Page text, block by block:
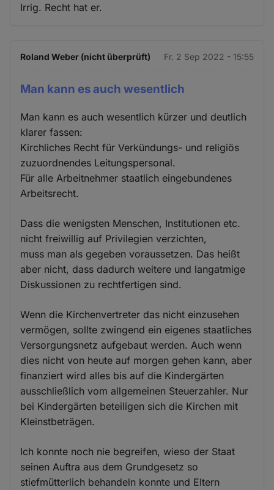
Irrig. Recht hat er.
Roland Weber (nicht überprüft) Fr. 2 Sep 2022 - 15:55
Man kann es auch wesentlich
Man kann es auch wesentlich kürzer und deutlich
klarer fassen:
Kirchliches Recht für Verkündungs- und religiös
zuzuordnendes Leitungspersonal.
Für alle Arbeitnehmer staatlich eingebundenes
Arbeitsrecht.
Dass die wenigsten Menschen, Institutionen etc.
nicht freiwillig auf Privilegien verzichten,
muss man als gegeben voraussetzen. Das heißt
aber nicht, dass dadurch weitere und langatmige
Diskussionen zu rechtfertigen sind.
Wenn die Kirchenvertreter das nicht einzusehen
vermögen, sollte zwingend ein eigenes staatliches
Versorgungsnetz aufgebaut werden. Auch wenn
dies nicht von heute auf morgen gehen kann, aber
finanziert wird alles bis auf die Kindergärten
ausschließlich vom allgemeinen Steuerzahler. Nur
bei Kindergärten beteiligen sich die Kirchen mit
Kleinstbeträgen.
Ich konnte noch nie begreifen, wieso der Staat
seinen Auftra aus dem Grundgesetz so
stiefmütterlich behandeln konnte und Eltern